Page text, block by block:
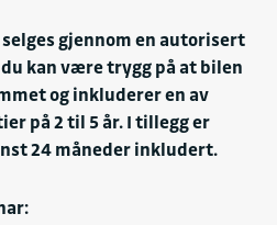
gjennom en autorisert
kan være trygg på at bilen
og inkluderer en av
på 2 til 5 år. I tillegg er
24 måneder inkludert.